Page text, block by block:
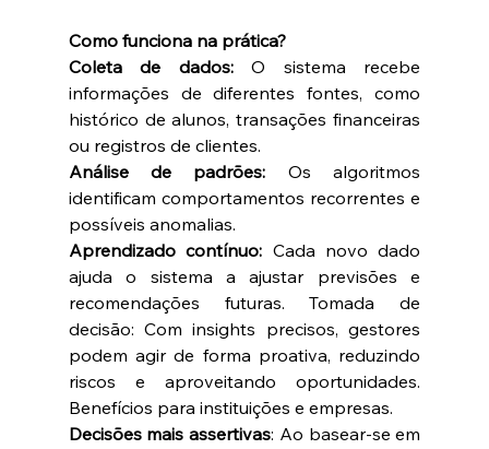
Como funciona na prática?
Coleta de dados: O sistema recebe
informações de diferentes fontes, como
histórico de alunos, transações financeiras
ou registros de clientes.
Análise de padrões: Os algoritmos
identificam comportamentos recorrentes e
possíveis anomalias.
Aprendizado contínuo: Cada novo dado
ajuda o sistema a ajustar previsões e
recomendações futuras. Tomada de
decisão: Com insights precisos, gestores
podem agir de forma proativa, reduzindo
riscos e aproveitando oportunidades.
Benefícios para instituições e empresas.
Decisões mais assertivas: Ao basear-se em